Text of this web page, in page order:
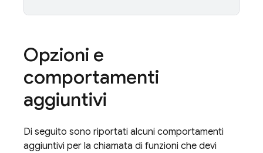
Opzioni e
comportamenti
aggiuntivi
Di seguito sono riportati alcuni comportamenti
aggiuntivi per la chiamata di funzioni che devi